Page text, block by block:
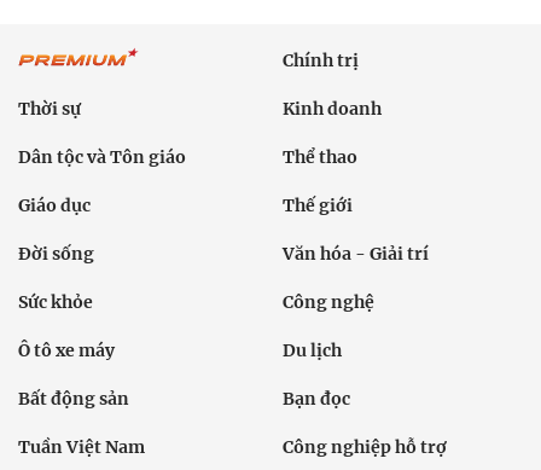
Chính trị
Thời sự Kinh doanh
Dân tộc và Tôn giáo Thể thao
Giáo dục Thế giới
Đời sống Văn hóa - Giải trí
Sức khỏe Công nghệ
Ô tô xe máy Du lịch
Bất động sản Bạn đọc
Tuần Việt Nam Công nghiệp hỗ trợ